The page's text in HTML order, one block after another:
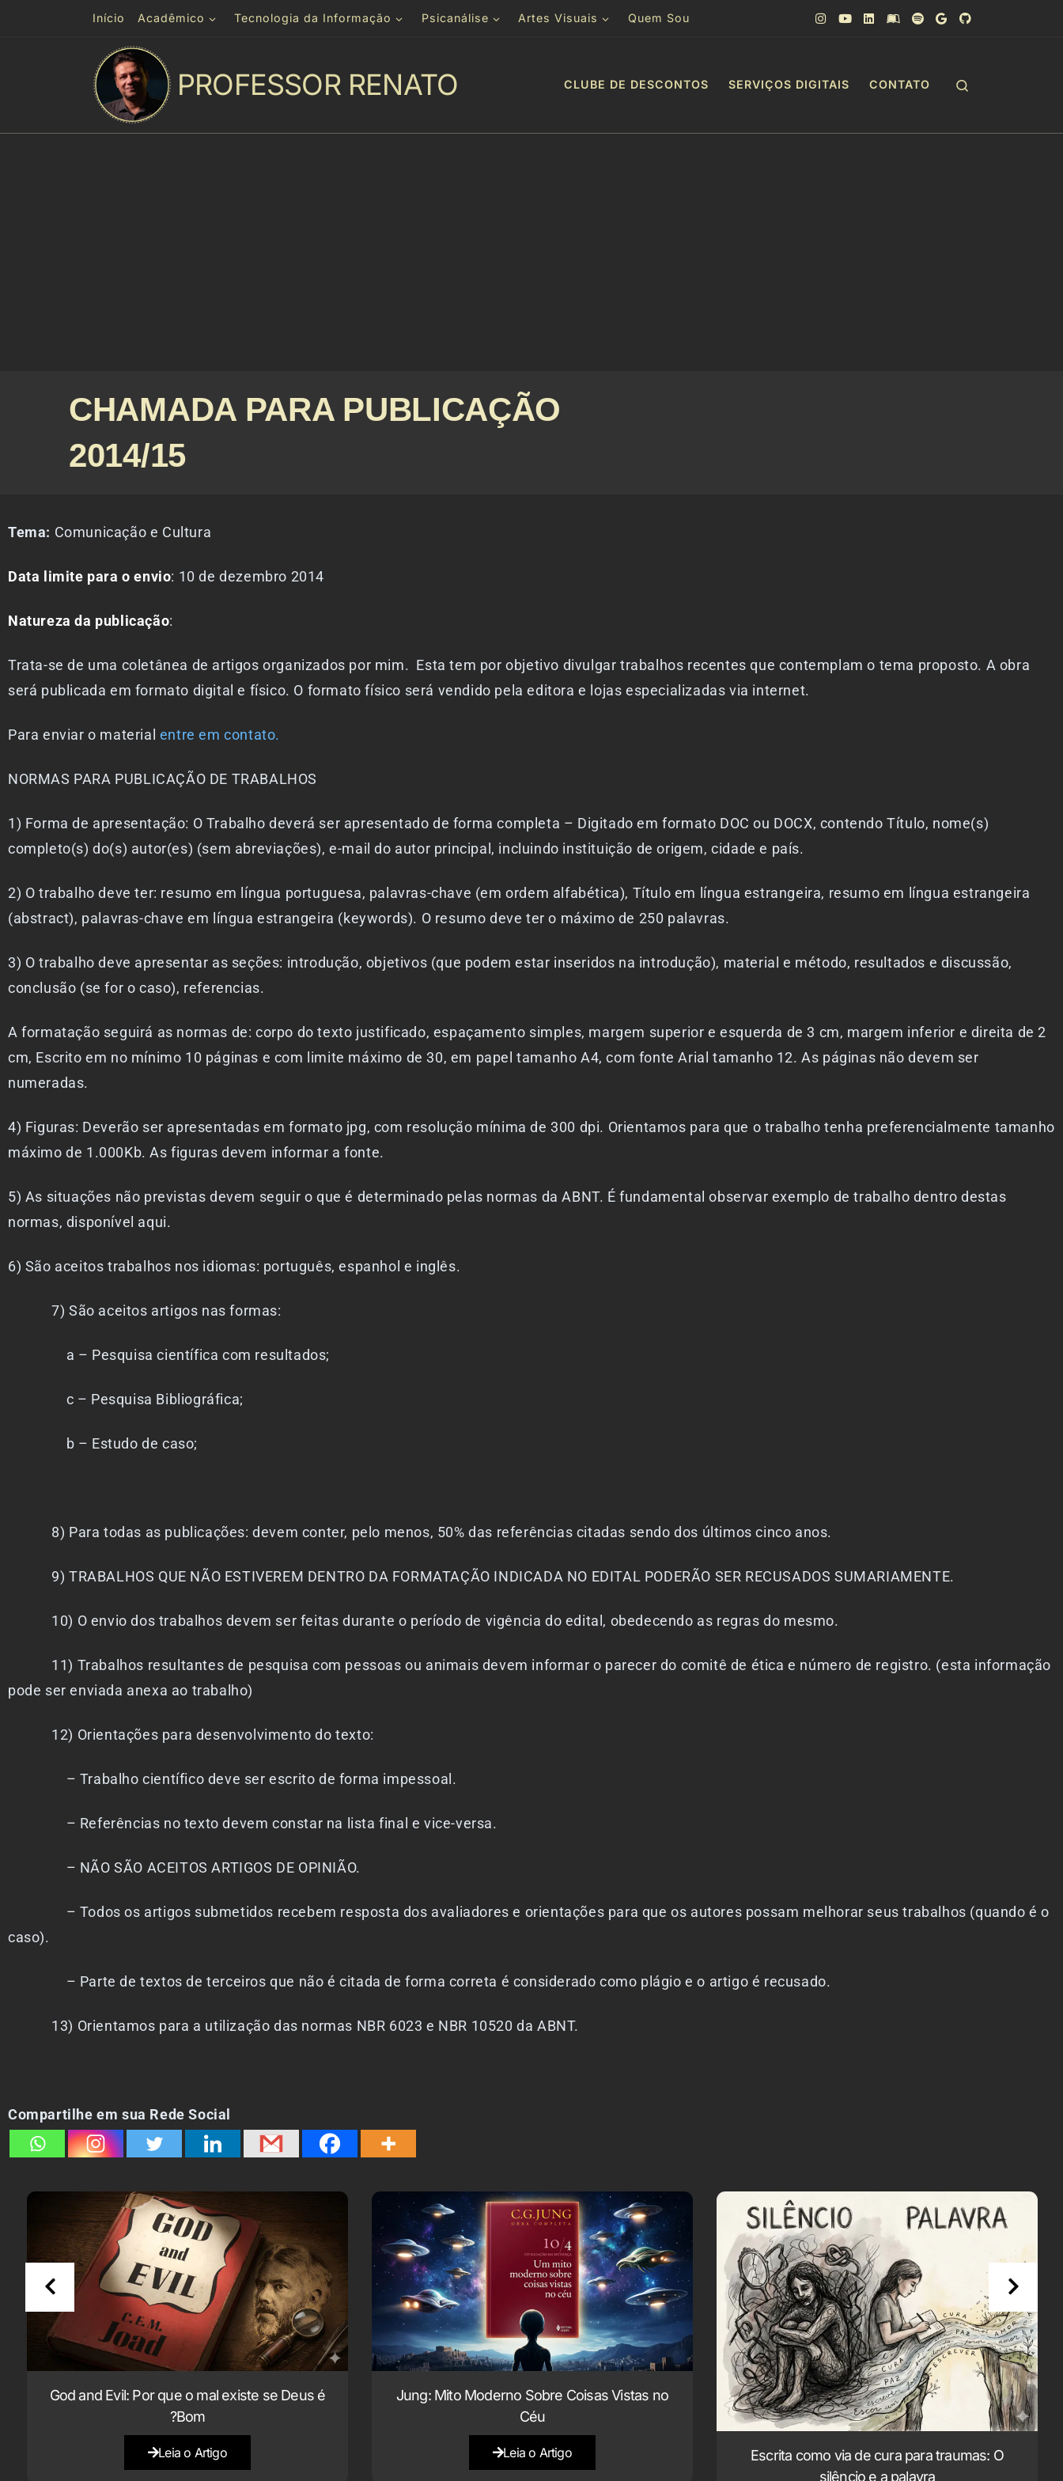
Skip to contentInício Acadêmico Tecnologia da Informação Psicanálise Artes Visuais Quem Sou
PROFESSOR RENATO CLUBE DE DESCONTOS SERVIÇOS DIGITAIS CONTATO
CHAMADA PARA PUBLICAÇÃO
2014/15
Tema: Comunicação e Cultura
Data limite para o envio: 10 de dezembro 2014
Natureza da publicação:
Trata-se de uma coletânea de artigos organizados por mim. Esta tem por objetivo divulgar trabalhos recentes que contemplam o tema proposto. A obra
será publicada em formato digital e físico. O formato físico será vendido pela editora e lojas especializadas via internet.
Para enviar o material entre em contato.
NORMAS PARA PUBLICAÇÃO DE TRABALHOS
1) Forma de apresentação: O Trabalho deverá ser apresentado de forma completa – Digitado em formato DOC ou DOCX, contendo Título, nome(s)
completo(s) do(s) autor(es) (sem abreviações), e-mail do autor principal, incluindo instituição de origem, cidade e país.
2) O trabalho deve ter: resumo em língua portuguesa, palavras-chave (em ordem alfabética), Título em língua estrangeira, resumo em língua estrangeira
(abstract), palavras-chave em língua estrangeira (keywords). O resumo deve ter o máximo de 250 palavras.
3) O trabalho deve apresentar as seções: introdução, objetivos (que podem estar inseridos na introdução), material e método, resultados e discussão,
conclusão (se for o caso), referencias.
A formatação seguirá as normas de: corpo do texto justificado, espaçamento simples, margem superior e esquerda de 3 cm, margem inferior e direita de 2
cm, Escrito em no mínimo 10 páginas e com limite máximo de 30, em papel tamanho A4, com fonte Arial tamanho 12. As páginas não devem ser
numeradas.
4) Figuras: Deverão ser apresentadas em formato jpg, com resolução mínima de 300 dpi. Orientamos para que o trabalho tenha preferencialmente tamanho
máximo de 1.000Kb. As figuras devem informar a fonte.
5) As situações não previstas devem seguir o que é determinado pelas normas da ABNT. É fundamental observar exemplo de trabalho dentro destas
normas, disponível aqui.
6) São aceitos trabalhos nos idiomas: português, espanhol e inglês.
7) São aceitos artigos nas formas:
a – Pesquisa científica com resultados;
c – Pesquisa Bibliográfica;
b – Estudo de caso;
8) Para todas as publicações: devem conter, pelo menos, 50% das referências citadas sendo dos últimos cinco anos.
9) TRABALHOS QUE NÃO ESTIVEREM DENTRO DA FORMATAÇÃO INDICADA NO EDITAL PODERÃO SER RECUSADOS SUMARIAMENTE.
10) O envio dos trabalhos devem ser feitas durante o período de vigência do edital, obedecendo as regras do mesmo.
11) Trabalhos resultantes de pesquisa com pessoas ou animais devem informar o parecer do comitê de ética e número de registro. (esta informação
pode ser enviada anexa ao trabalho)
12) Orientações para desenvolvimento do texto:
– Trabalho científico deve ser escrito de forma impessoal.
– Referências no texto devem constar na lista final e vice-versa.
– NÃO SÃO ACEITOS ARTIGOS DE OPINIÃO.
– Todos os artigos submetidos recebem resposta dos avaliadores e orientações para que os autores possam melhorar seus trabalhos (quando é o
caso).
– Parte de textos de terceiros que não é citada de forma correta é considerado como plágio e o artigo é recusado.
13) Orientamos para a utilização das normas NBR 6023 e NBR 10520 da ABNT.
Compartilhe em sua Rede Social
Escrita como via de cura para traumas: O
silêncio e a palavra
Jung: Mito Moderno Sobre Coisas Vistas no
Céu
Leia o Artigo
God and Evil: Por que o mal existe se Deus é
Bom?
Leia o Artigo